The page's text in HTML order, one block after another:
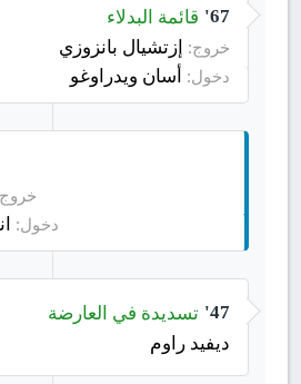
67' قائمة البدلاء
خروج: إزتشيال بانزوزي
دخول: أسان ويدراوغو
دخول:
47' تسديدة في العارضة
ديفيد راوم